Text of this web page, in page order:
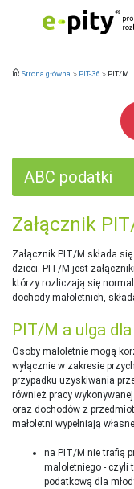
Strona główna PIT-36 PIT/M
ABC podatki
Załącznik
Załącznik PIT/M składa
dzieci. PIT/M jest
którzy rozliczają się
dochody małoletnich,
PIT/M a ulga
Osoby małoletnie mogą
wyłącznie w zakresie
przypadku uzyskiwania
również pracy
oraz dochodów z
małoletni wypełniają
na PIT/M nie trafią
małoletniego - czyli
podatkową dla